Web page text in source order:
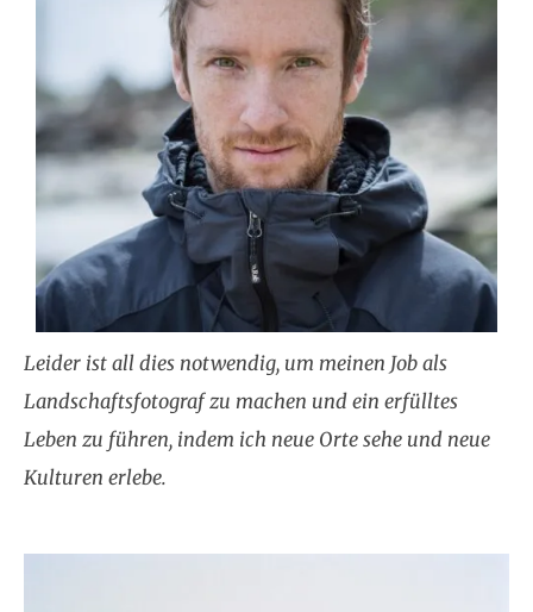
Leider ist all dies notwendig, um meinen Job als
Landschaftsfotograf zu machen und ein erfülltes
Leben zu führen, indem ich neue Orte sehe und neue
Kulturen erlebe.